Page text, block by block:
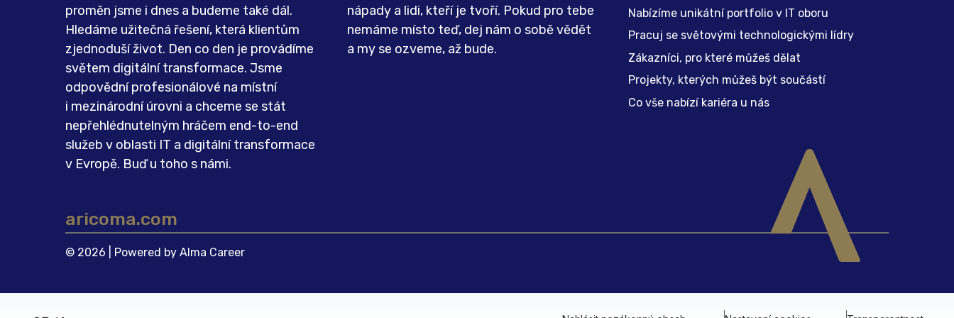
proměn jsme i dnes a budeme také dál.
Hledáme užitečná řešení, která klientům
zjednoduší život. Den co den je provádíme
světem digitální transformace. Jsme
odpovědní profesionálové na místní
i mezinárodní úrovni a chceme se stát
nepřehlédnutelným hráčem end-to-end
služeb v oblasti IT a digitální transformace
v Evropě. Buď u toho s námi.
nápady a lidi, kteří je tvoří. Pokud pro tebe
nemáme místo teď, dej nám o sobě vědět
a my se ozveme, až bude.
Nabízíme unikátní portfolio v IT oboru
Pracuj se světovými technologickými lídry
Zákazníci, pro které můžeš dělat
Projekty, kterých můžeš být součástí
Co vše nabízí kariéra u nás
aricoma.com
© 2026 | Powered by Alma Career